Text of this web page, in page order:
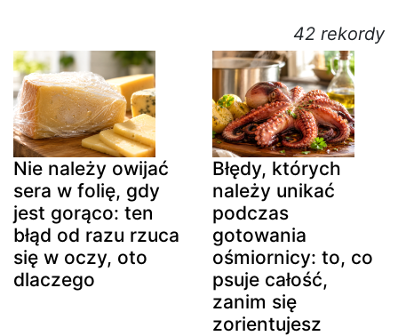
42 rekordy
Nie należy owijać
sera w folię, gdy
jest gorąco: ten
błąd od razu rzuca
się w oczy, oto
dlaczego
Błędy, których
należy unikać
podczas
gotowania
ośmiornicy: to, co
psuje całość,
zanim się
zorientujesz